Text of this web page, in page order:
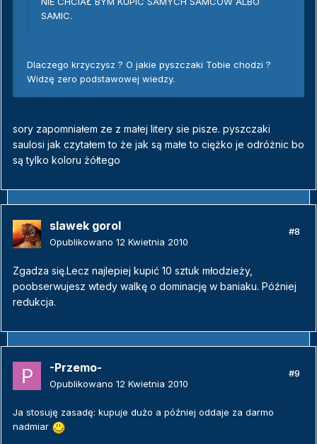
SAMIC.
Dlaczego krzyczysz ? O jakie pyszczaki Tobie chodzi ?
Widzę zero podstawowej wiedzy.
sory zapomniałem ze z małej litery sie pisze. pyszczaki
saulosi jak czytałem to że jak są małe to ciężko je odróżnic bo
są tylko koloru żółtego
slawek gorol
Opublikowano 12 Kwietnia 2010
#8
Zgadza się.Lecz najlepiej kupić 10 sztuk młodzieży,
poobserwujesz wtedy walkę o dominację w baniaku. Później
redukcja.
-Przemo-
Opublikowano 12 Kwietnia 2010
#9
Ja stosuję zasadę: kupuje dużo a później oddaje za darmo
nadmiar